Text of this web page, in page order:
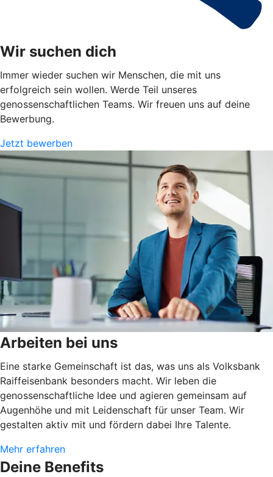
Wir suchen dich
Immer wieder suchen wir Menschen, die mit uns
erfolgreich sein wollen. Werde Teil unseres
genossenschaftlichen Teams. Wir freuen uns auf deine
Bewerbung.
Jetzt bewerben
Arbeiten bei uns
Eine starke Gemeinschaft ist das, was uns als Volksbank
Raiffeisenbank besonders macht. Wir leben die
genossenschaftliche Idee und agieren gemeinsam auf
Augenhöhe und mit Leidenschaft für unser Team. Wir
gestalten aktiv mit und fördern dabei Ihre Talente.
Mehr erfahren
Deine Benefits